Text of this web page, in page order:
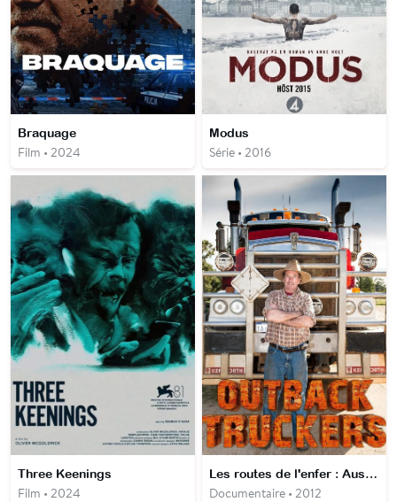
Braquage
Film • 2024
Modus
Série • 2016
Three Keenings
Film • 2024
Les routes de l'enfer : Australie (Les routiers de l'Outback)
Documentaire • 2012